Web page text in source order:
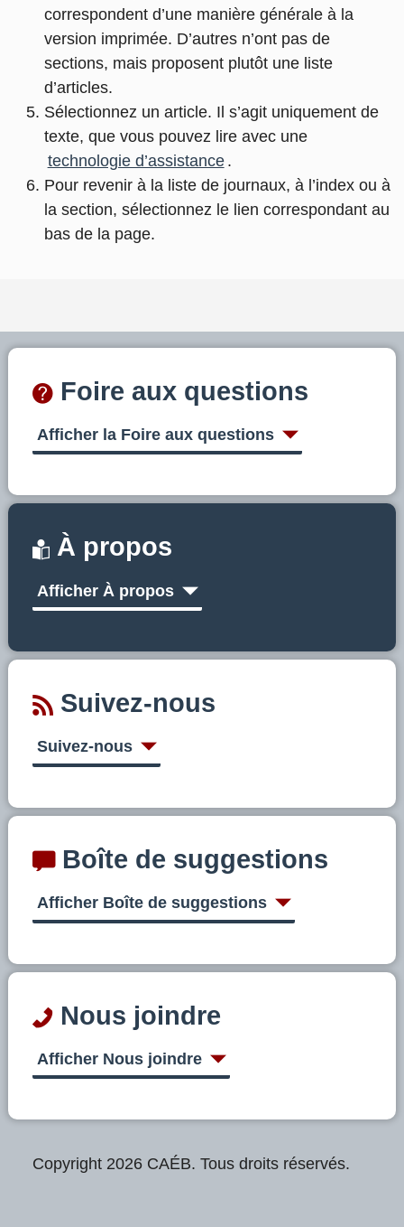
correspondent d’une manière générale à la
version imprimée. D’autres n’ont pas de
sections, mais proposent plutôt une liste
d’articles.
Sélectionnez un article. Il s’agit uniquement de
texte, que vous pouvez lire avec une
technologie d’assistance .
Pour revenir à la liste de journaux, à l’index ou à
la section, sélectionnez le lien correspondant au
bas de la page.
Foire aux questions
Afficher la Foire aux questions
À propos
Afficher À propos
Suivez-nous
Suivez-nous
Boîte de suggestions
Afficher Boîte de suggestions
Nous joindre
Afficher Nous joindre
Copyright 2026 CAÉB. Tous droits réservés.